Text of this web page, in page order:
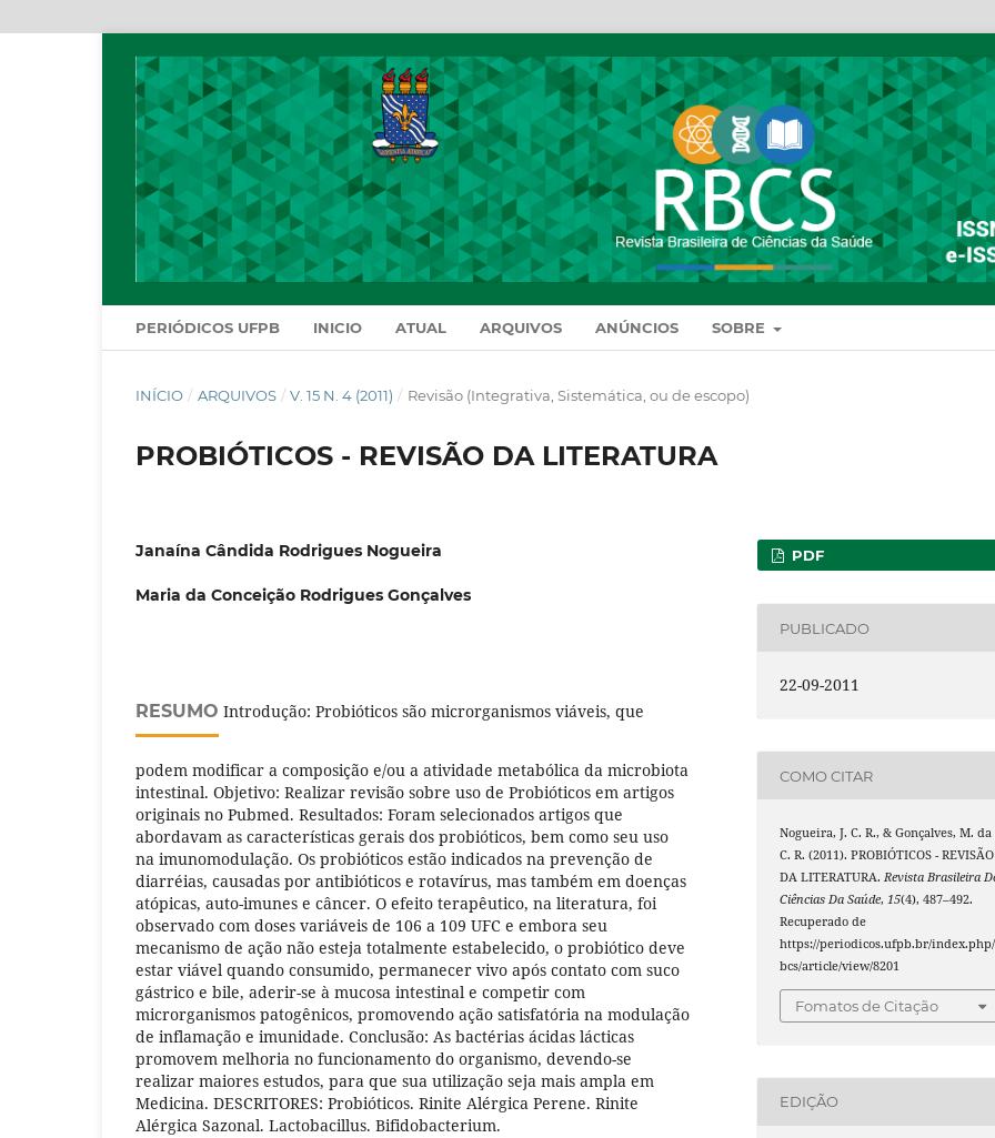
PERIÓDICOS UFPB INICIO ATUAL ARQUIVOS ANÚNCIOS SOBRE
INÍCIO / ARQUIVOS / V. 15 N. 4 (2011) / Revisão (Integrativa, Sistemática, ou de escopo)
PROBIÓTICOS - REVISÃO DA LITERATURA
Janaína Cândida Rodrigues Nogueira
Maria da Conceição Rodrigues Gonçalves
RESUMO Introdução: Probióticos são microrganismos viáveis, que
podem modificar a composição e/ou a atividade metabólica da microbiota
intestinal. Objetivo: Realizar revisão sobre uso de Probióticos em artigos
originais no Pubmed. Resultados: Foram selecionados artigos que
abordavam as características gerais dos probióticos, bem como seu uso
na imunomodulação. Os probióticos estão indicados na prevenção de
diarréias, causadas por antibióticos e rotavírus, mas também em doenças
atópicas, auto-imunes e câncer. O efeito terapêutico, na literatura, foi
observado com doses variáveis de 106 a 109 UFC e embora seu
mecanismo de ação não esteja totalmente estabelecido, o probiótico deve
estar viável quando consumido, permanecer vivo após contato com suco
gástrico e bile, aderir-se à mucosa intestinal e competir com
microrganismos patogênicos, promovendo ação satisfatória na modulação
de inflamação e imunidade. Conclusão: As bactérias ácidas lácticas
promovem melhoria no funcionamento do organismo, devendo-se
realizar maiores estudos, para que sua utilização seja mais ampla em
Medicina. DESCRITORES: Probióticos. Rinite Alérgica Perene. Rinite
Alérgica Sazonal. Lactobacillus. Bifidobacterium.
PDF
PUBLICADO
22-09-2011
COMO CITAR
Nogueira, J. C. R., & Gonçalves, M. da
C. R. (2011). PROBIÓTICOS - REVISÃO
DA LITERATURA.Revista Brasileira
Ciências Da Saúde,15(4), 487–492.
Recuperado de
https://periodicos.ufpb.br/
bcs/article/view/8201
Fomatos de Citação
EDIÇÃO